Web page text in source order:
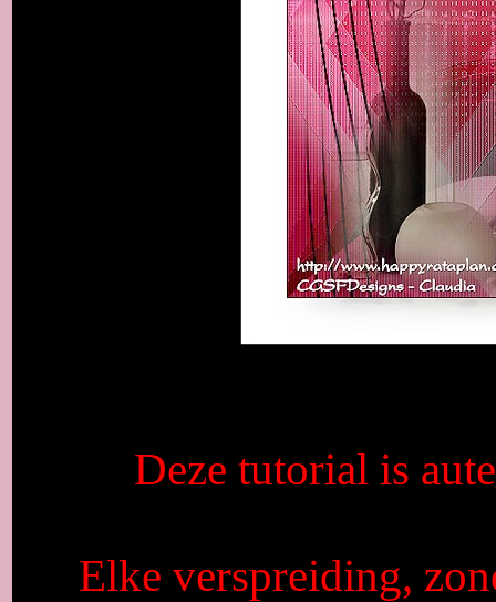
Deze tutorial is
Elke verspreiding,